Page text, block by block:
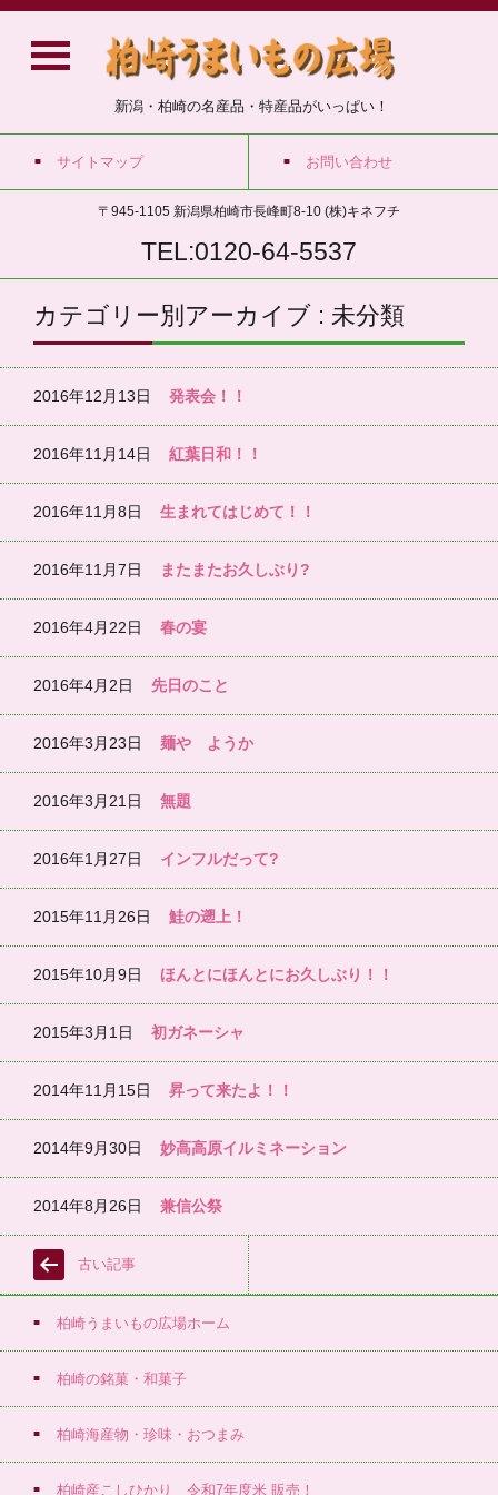
新潟・柏崎の名産品・特産品がいっぱい！
サイトマップ お問い合わせ
〒945-1105 新潟県柏崎市長峰町8-10 (株)キネフチ
TEL:0120-64-5537
カテゴリー別アーカイブ : 未分類
2016年12月13日 発表会！！
2016年11月14日 紅葉日和！！
2016年11月8日 生まれてはじめて！！
2016年11月7日 またまたお久しぶり?
2016年4月22日 春の宴
2016年4月2日 先日のこと
2016年3月23日 麺や ようか
2016年3月21日 無題
2016年1月27日 インフルだって?
2015年11月26日 鮭の遡上！
2015年10月9日 ほんとにほんとにお久しぶり！！
2015年3月1日 初ガネーシャ
2014年11月15日 昇って来たよ！！
2014年9月30日 妙高高原イルミネーション
2014年8月26日 兼信公祭
古い記事
柏崎うまいもの広場ホーム
柏崎の銘菓・和菓子
柏崎海産物・珍味・おつまみ
柏崎産こしひかり 令和7年度米 販売！